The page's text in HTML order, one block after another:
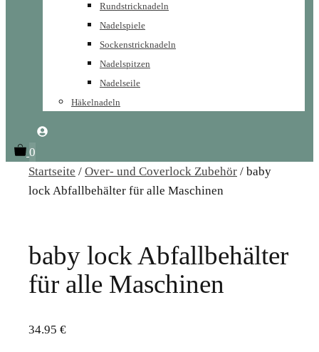
Rundstricknadeln
Nadelspiele
Sockenstricknadeln
Nadelspitzen
Nadelseile
Häkelnadeln
0
Startseite / Over- und Coverlock Zubehör / baby
lock Abfallbehälter für alle Maschinen
baby lock Abfallbehälter
für alle Maschinen
34.95 €